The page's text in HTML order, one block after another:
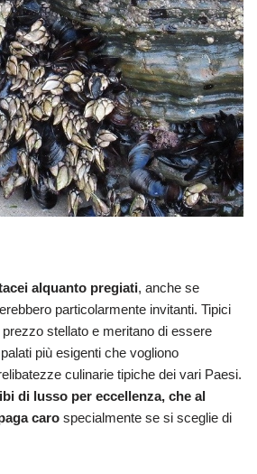
alquanto pregiati, anche se
particolarmente invitanti. Tipici
stellato e meritano di essere
più esigenti che vogliono
culinarie tipiche dei vari Paesi.
di lusso per eccellenza, che al
caro specialmente se si sceglie di